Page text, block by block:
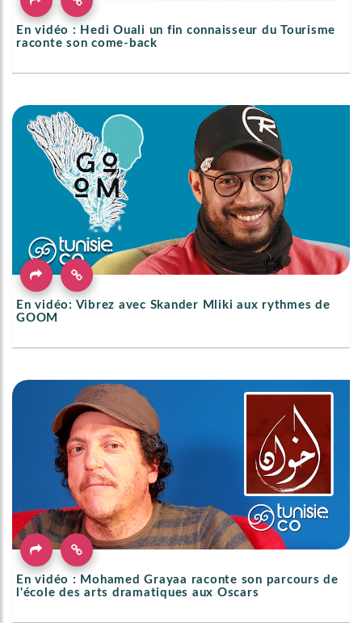
En vidéo : Hedi Ouali un fin connaisseur du Tourisme
raconte son come-back
En vidéo: Vibrez avec Skander Mliki aux rythmes de
GOOM
En vidéo : Mohamed Grayaa raconte son parcours de
l'école des arts dramatiques aux Oscars